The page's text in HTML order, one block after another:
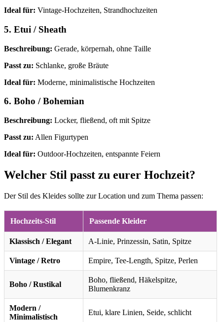
Ideal für: Vintage-Hochzeiten, Strandhochzeiten
5. Etui / Sheath
Beschreibung: Gerade, körpernah, ohne Taille
Passt zu: Schlanke, große Bräute
Ideal für: Moderne, minimalistische Hochzeiten
6. Boho / Bohemian
Beschreibung: Locker, fließend, oft mit Spitze
Passt zu: Allen Figurtypen
Ideal für: Outdoor-Hochzeiten, entspannte Feiern
Welcher Stil passt zu eurer Hochzeit?
Der Stil des Kleides sollte zur Location und zum Thema passen:
Hochzeits-Stil Passende Kleider
Klassisch / Elegant A-Linie, Prinzessin, Satin, Spitze
Vintage / Retro Empire, Tee-Length, Spitze, Perlen
Boho / Rustikal
Boho, fließend, Häkelspitze,
Blumenkranz
Modern /
Minimalistisch
Etui, klare Linien, Seide, schlicht